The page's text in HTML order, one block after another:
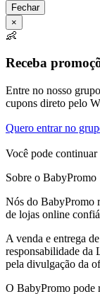
Fechar
×
👶
Receba
Entre no nosso
cupons direto pelo
Quero entrar no
Você pode continuar
Sobre o BabyPromo
Nós do BabyPromo
de lojas online
A venda e entrega
responsabilidade da
pela divulgação da
O BabyPromo pode